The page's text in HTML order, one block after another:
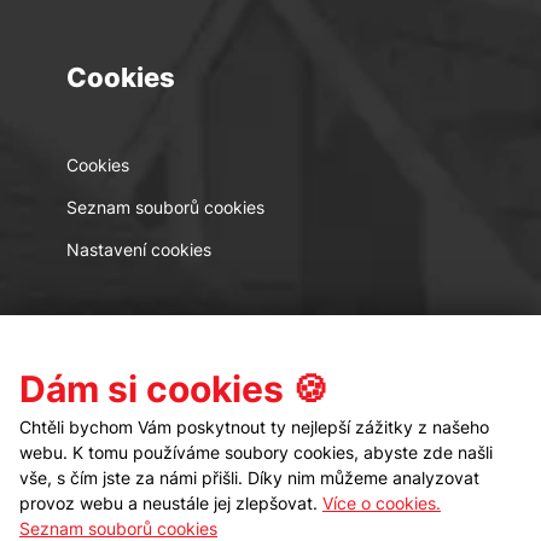
Cookies
Cookies
Seznam souborů cookies
Nastavení cookies
Kontakt Sledujte nás
Dám si cookies 🍪
Chtěli bychom Vám poskytnout ty nejlepší zážitky z našeho
webu. K tomu používáme soubory cookies, abyste zde našli
vše, s čím jste za námi přišli. Díky nim můžeme analyzovat
provoz webu a neustále jej zlepšovat. Více o cookies.
Seznam souborů cookies